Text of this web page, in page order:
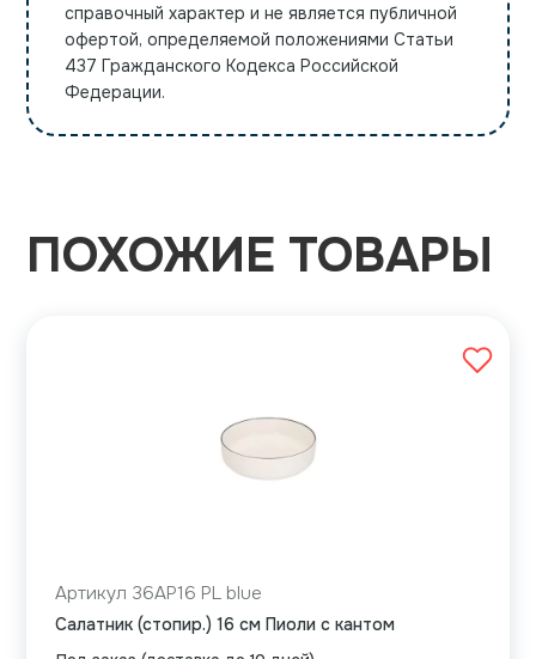
справочный характер и не является публичной
офертой, определяемой положениями Статьи
437 Гражданского Кодекса Российской
Федерации.
ПОХОЖИЕ ТОВАРЫ
Артикул 36AP16 PL blue
Салатник (стопир.) 16 см Пиоли с кантом